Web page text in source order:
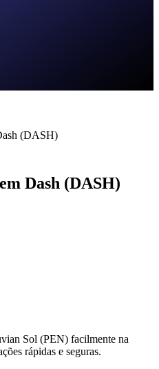
(DASH)
Dash (DASH)
Sol (PEN) facilmente na
rápidas e seguras.